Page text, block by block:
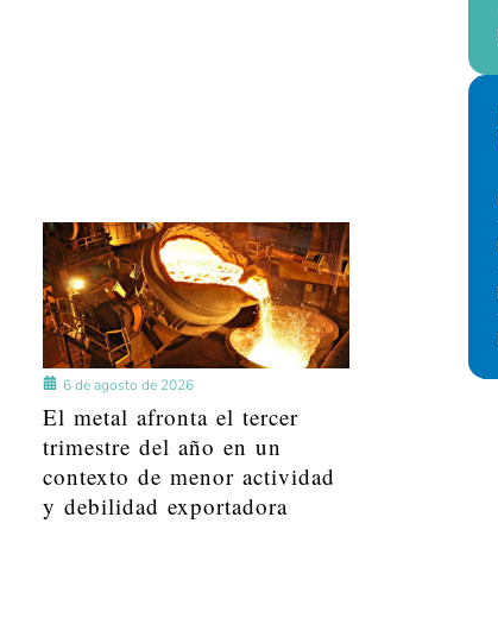
6 de agosto de 2026
El metal afronta el tercer
trimestre del año en un
contexto de menor actividad
y debilidad exportadora